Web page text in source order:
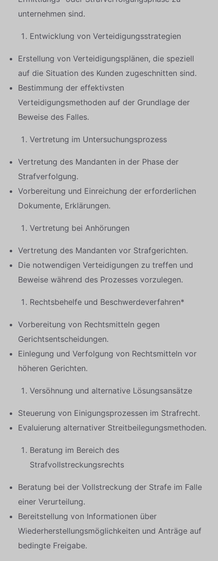
unternehmen sind.
Entwicklung von Verteidigungsstrategien
Erstellung von Verteidigungsplänen, die speziell
auf die Situation des Kunden zugeschnitten sind.
Bestimmung der effektivsten
Verteidigungsmethoden auf der Grundlage der
Beweise des Falles.
Vertretung im Untersuchungsprozess
Vertretung des Mandanten in der Phase der
Strafverfolgung.
Vorbereitung und Einreichung der erforderlichen
Dokumente, Erklärungen.
Vertretung bei Anhörungen
Vertretung des Mandanten vor Strafgerichten.
Die notwendigen Verteidigungen zu treffen und
Beweise während des Prozesses vorzulegen.
Rechtsbehelfe und Beschwerdeverfahren*
Vorbereitung von Rechtsmitteln gegen
Gerichtsentscheidungen.
Einlegung und Verfolgung von Rechtsmitteln vor
höheren Gerichten.
Versöhnung und alternative Lösungsansätze
Steuerung von Einigungsprozessen im Strafrecht.
Evaluierung alternativer Streitbeilegungsmethoden.
Beratung im Bereich des
Strafvollstreckungsrechts
Beratung bei der Vollstreckung der Strafe im Falle
einer Verurteilung.
Bereitstellung von Informationen über
Wiederherstellungsmöglichkeiten und Anträge auf
bedingte Freigabe.